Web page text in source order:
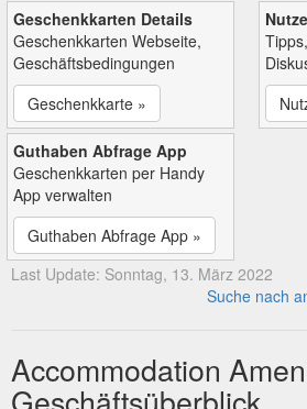
Geschenkkarten Details
Geschenkkarten Webseite,
Geschäftsbedingungen
Geschenkkarte »
Guthaben Abfrage App
Geschenkkarten per Handy
App verwalten
Guthaben Abfrage App »
Last Update: Sonntag, 13. März 2022
Suche nach
Accommodation